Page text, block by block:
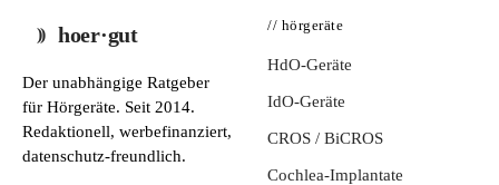
hoer·gut
Der unabhängige Ratgeber
für Hörgeräte. Seit 2014.
Redaktionell, werbefinanziert,
datenschutz-freundlich.
// hörgeräte
HdO-Geräte
IdO-Geräte
CROS / BiCROS
Cochlea-Implantate